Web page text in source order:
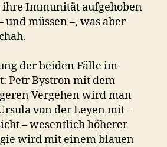
ihre Immunität aufgehoben
müssen –, was aber
der beiden Fälle im
Petr Bystron mit dem
Vergehen wird man
von der Leyen mit –
– wesentlich höherer
wird mit einem blauen